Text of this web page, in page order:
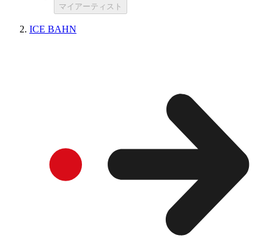
マイアーティスト
ICE BAHN